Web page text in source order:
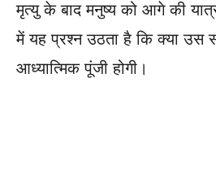
मृत्यु के बाद मनुष्य को आगे की
में यह प्रश्न उठता है कि क्या उस
आध्यात्मिक पूंजी होगी।